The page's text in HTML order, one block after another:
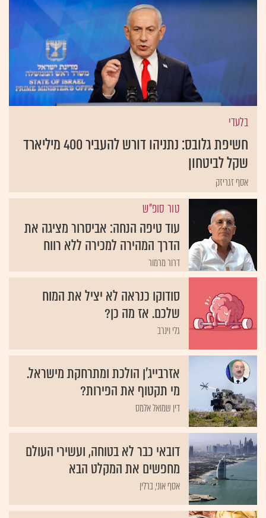
בלעדי
חשיפת גלובס: נתניהו דורש להעביר 400 מיליארד
שקל לביטחון
אסף זגריזק
טור סופ"ש
עוד טיפה הנחה: אביסרור מציגה את
הדרך המהירה למכירה ללא רווח
דרור מרמור
סודוקו כנראה לא יציל את המוח
שלכם. אז מה כן?
גלי וינרב
אזרבייג'ן הולכת ומתרחקת מישראל.
מי תקטוף את הפירות?
דין שמואל אלמס
דובאי כבר לא בטוחה, ועשירי העולם
מחפשים את המקלט הבא
אסף אוני, ברלין